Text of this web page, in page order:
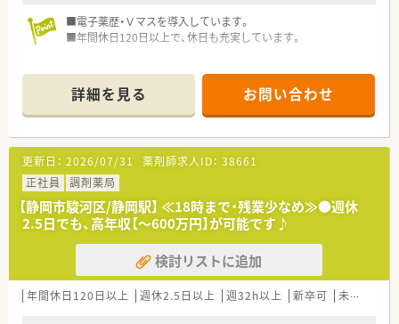
■電子薬歴・Ｖマスを導入しています。
■年間休日120日以上で、休日も充実しています。
■近隣にも店舗があり、急なお休みの際にも安心できる環境で
す。
詳細を見る お問い合わせ
更新日： 2026/07/31 薬剤師求人ID： 38661
正社員
調剤薬局
【静岡市駿河区/静岡駅】 ≪18時まで・残業少なめ≫●週休
2.5日でも、高年収【～600万円】が可能です♪
検討リストに追加
年間休日120日以上 週休2.5日以上 週32h以上 新卒可 未経験可